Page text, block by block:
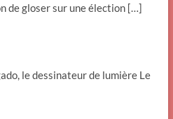
de gloser sur une élection […]
le dessinateur de lumière Le